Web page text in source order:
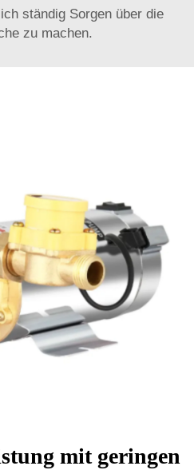
ständig Sorgen über die
zu machen.
mit geringen